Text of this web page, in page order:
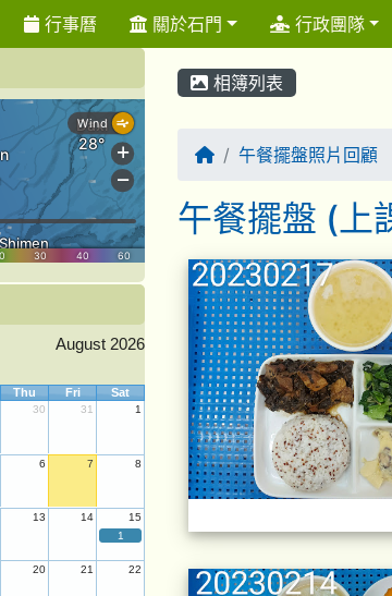
重新取得佈景設定
行事曆 關於石門 行政團隊
相簿列表
回首頁午餐擺盤照片回顧
午餐擺盤 (上
相簿列表
August 2026
Thu Fri Sat
30 31 1
6 7 8
13 14
15
1
20 21
22